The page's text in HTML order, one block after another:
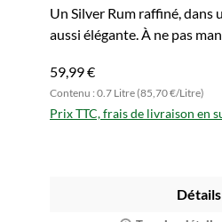
Un Silver Rum raffiné,
aussi élégante. À ne pas
59,99 €
Contenu : 0.7 Litre (85,70 €/Litre)
Prix TTC, frais de livraison en
Détails